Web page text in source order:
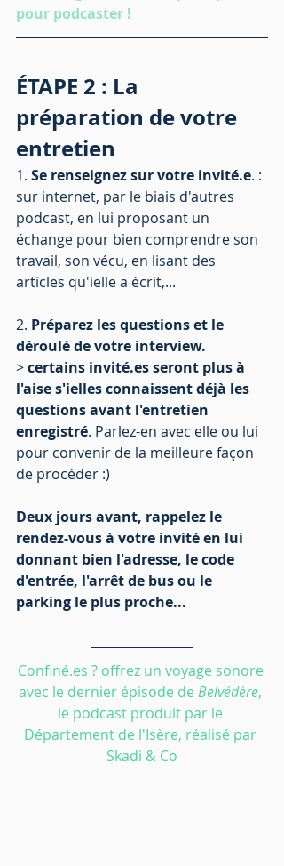
pour podcaster !
ÉTAPE 2 : La
préparation de votre
entretien
1. Se renseignez sur votre invité.e. :
sur internet, par le biais d'autres
podcast, en lui proposant un
échange pour bien comprendre son
travail, son vécu, en lisant des
articles qu'ielle a écrit,...
2. Préparez les questions et le
déroulé de votre interview.
> certains invité.es seront plus à
l'aise s'ielles connaissent déjà les
questions avant l'entretien
enregistré. Parlez-en avec elle ou lui
pour convenir de la meilleure façon
de procéder :)
Deux jours avant, rappelez le
rendez-vous à votre invité en lui
donnant bien l'adresse, le code
d'entrée, l'arrêt de bus ou le
parking le plus proche...
Confiné.es ? offrez un voyage sonore
avec le dernier épisode de Belvédère,
le podcast produit par le
Département de l'Isère, réalisé par
Skadi & Co